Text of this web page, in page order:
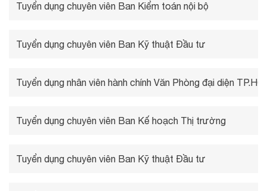
Tuyển dụng chuyên viên Ban Kiểm toán nội bộ
Tuyển dụng chuyên viên Ban Kỹ thuật Đầu tư
Tuyển dụng nhân viên hành chính Văn Phòng đại diện
Tuyển dụng chuyên viên Ban Kế hoạch Thị trường
Tuyển dụng chuyên viên Ban Kỹ thuật Đầu tư